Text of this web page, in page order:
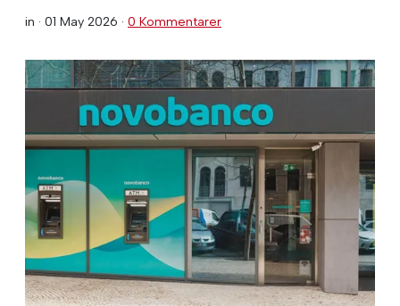
in · 01 May 2026 · 0 Kommentarer